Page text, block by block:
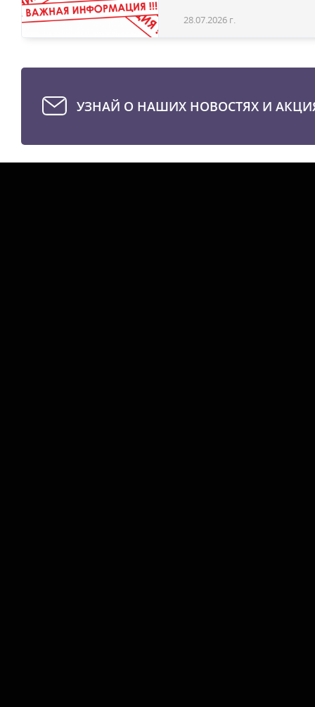
28.07.2026 г.
УЗНАЙ О НАШИХ НОВОСТЯХ И